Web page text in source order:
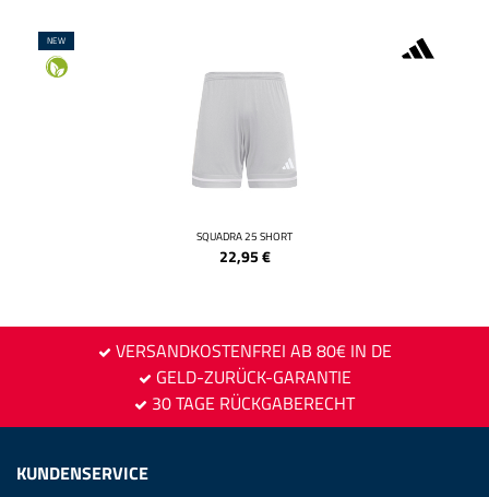
NEW
SQUADRA 25 SHORT
22,95€
VERSANDKOSTENFREI AB 80€ IN DE
GELD-ZURÜCK-GARANTIE
30 TAGE RÜCKGABERECHT
KUNDENSERVICE